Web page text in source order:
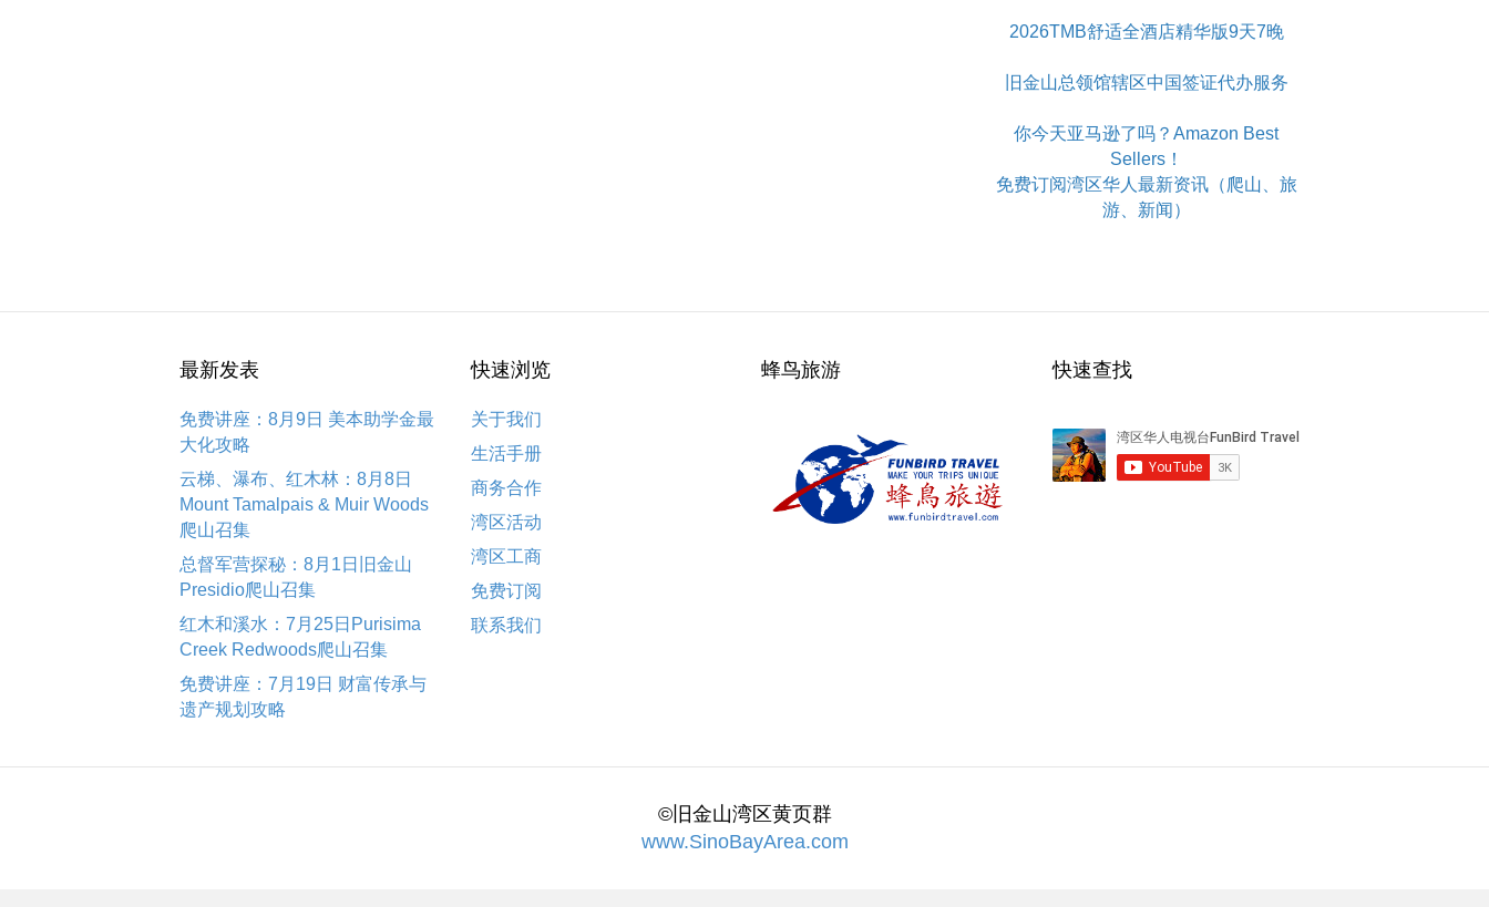
2026TMB舒适全酒店精华版9天7晚
旧金山总领馆辖区中国签证代办服务
你今天亚马逊了吗？Amazon Best
Sellers！
免费订阅湾区华人最新资讯（爬山、旅
游、新闻）
最新发表
免费讲座：8月9日 美本助学金最
大化攻略
云梯、瀑布、红木林：8月8日
Mount Tamalpais & Muir Woods
爬山召集
总督军营探秘：8月1日旧金山
Presidio爬山召集
红木和溪水：7月25日Purisima
Creek Redwoods爬山召集
免费讲座：7月19日 财富传承与
遗产规划攻略
快速浏览
关于我们
生活手册
商务合作
湾区活动
湾区工商
免费订阅
联系我们
蜂鸟旅游 快速查找
©旧金山湾区黄页群
www.SinoBayArea.com